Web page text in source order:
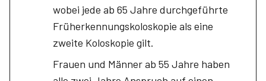
wobei jede ab 65 Jahre durchgeführte
Früherkennungskoloskopie als eine
zweite Koloskopie gilt.
Frauen und Männer ab 55 Jahre haben